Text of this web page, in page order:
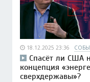
18.12.2025 23:36
Спасёт ли США
концепция
сверхдержавы»?